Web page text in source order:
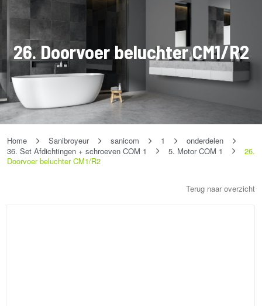
26. Doorvoer beluchter CM1/R2
Home Sanibroyeur sanicom 1
onderdelen
36. Set Afdichtingen + schroeven COM 1
5. Motor COM 1
26.
Doorvoer beluchter CM1/R2
Terug naar overzicht